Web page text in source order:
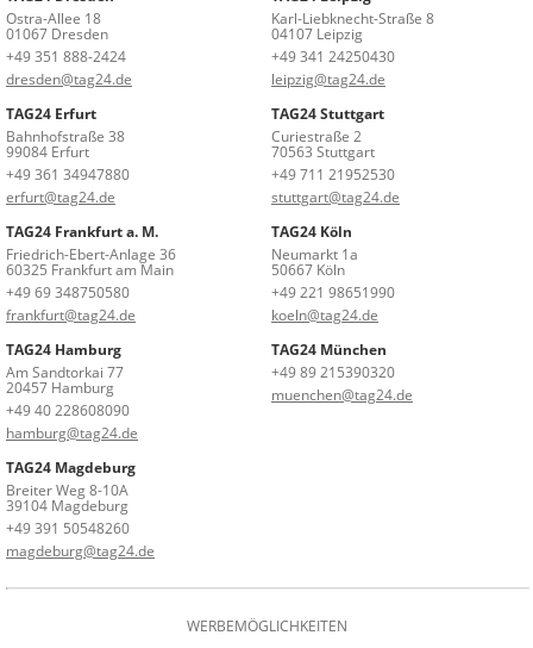
Ostra-Allee 18
01067 Dresden
+49 351 888-2424
dresden@tag24.de
Karl-Liebknecht-Straße 8
04107 Leipzig
+49 341 24250430
leipzig@tag24.de
TAG24 Erfurt
Bahnhofstraße 38
99084 Erfurt
+49 361 34947880
erfurt@tag24.de
TAG24 Stuttgart
Curiestraße 2
70563 Stuttgart
+49 711 21952530
stuttgart@tag24.de
TAG24 Frankfurt a. M.
Friedrich-Ebert-Anlage 36
60325 Frankfurt am Main
+49 69 348750580
frankfurt@tag24.de
TAG24 Köln
Neumarkt 1a
50667 Köln
+49 221 98651990
koeln@tag24.de
TAG24 Hamburg
Am Sandtorkai 77
20457 Hamburg
+49 40 228608090
hamburg@tag24.de
TAG24 München
+49 89 215390320
muenchen@tag24.de
TAG24 Magdeburg
Breiter Weg 8-10A
39104 Magdeburg
+49 391 50548260
magdeburg@tag24.de
WERBEMÖGLICHKEITEN